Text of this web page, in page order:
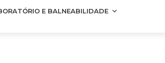
E BALNEABILIDADE